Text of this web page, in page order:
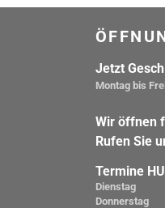
Jetzt
Montag bis
Wir öffnen
Rufen Sie
Termine
Dienstag
Donnerstag